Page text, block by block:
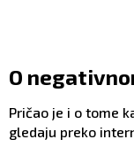
O
Pričao je i o tome
gledaju preko